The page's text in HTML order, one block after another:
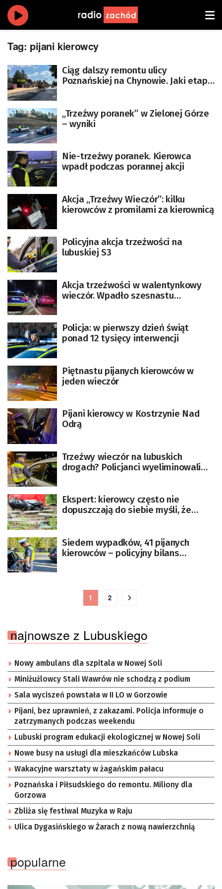
Tag: pijani kierowcy
Ciąg dalszy remontu ulicy
Poznańskiej na Chynowie. Jaki etap
„Trzeźwy poranek” w Zielonej Górze
– wyniki
Nie-trzeźwy poranek. Kierowca
wpadł podczas porannej akcji
Akcja „Trzeźwy Wieczór”: kilku
kierowców z promilami za kierownicą
Policyjna akcja trzeźwości na
lubuskiej S3
Akcja trzeźwości w walentynkowy
wieczór. Wpadło szesnastu
Policja: w pierwszy dzień świąt
ponad 12 tysięcy interwencji
Piętnastu pijanych kierowców w
jeden wieczór
Pijani kierowcy w Kostrzynie Nad
Odrą
Trzeźwy wieczór na lubuskich
drogach? Policjanci wyeliminowali
Ekspert: kierowcy często nie
dopuszczają do siebie myśli, że
Siedem wypadków, 41 pijanych
kierowców – policyjny bilans
1 2
najnowsze z Lubuskiego
Nowy ambulans dla szpitala w Nowej Soli
Miniżużlowcy Stali Wawrów nie schodzą z podium
Sala wyciszeń powstała w II LO w Gorzowie
Pijani, bez uprawnień, z zakazami. Policja informuje o
zatrzymanych podczas weekendu
Lubuski program edukacji ekologicznej w Nowej Soli
Nowe busy na usługi dla mieszkańców Lubska
Wakacyjne warsztaty w żagańskim pałacu
Poznańska i Piłsudskiego do remontu. Miliony dla
Gorzowa
Zbliża się festiwal Muzyka w Raju
Ulica Dygasińskiego w Żarach z nową nawierzchnią
popularne